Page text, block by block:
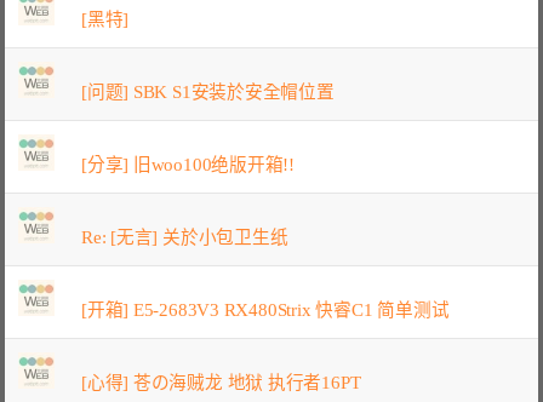
[黑特]
[问题] SBK S1安装於安全帽位置
[分享] 旧woo100绝版开箱!!
Re: [无言] 关於小包卫生纸
[开箱] E5-2683V3 RX480Strix 快睿C1 简单测试
[心得] 苍の海贼龙 地狱 执行者16PT